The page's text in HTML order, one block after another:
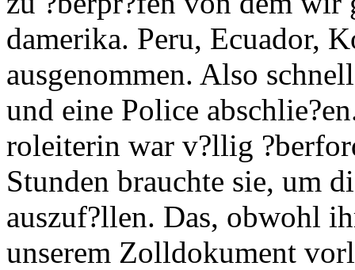
damerika. Peru, Ecuador,
ausgenommen. Also
und eine Police
roleiterin war v?llig
Stunden brauchte sie, um
auszuf?llen. Das, obwohl
unserem Zolldokument